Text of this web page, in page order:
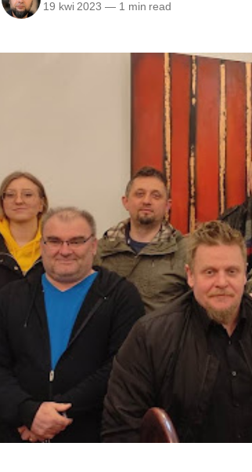
19 kwi 2023 —1 min read